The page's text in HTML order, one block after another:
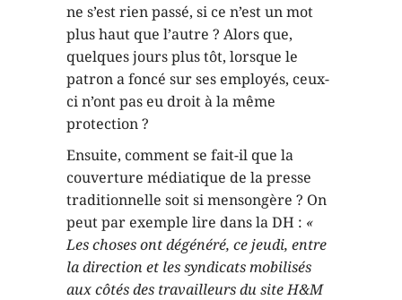
ne s’est rien passé, si ce n’est un mot
plus haut que l’autre ? Alors que,
quelques jours plus tôt, lorsque le
patron a foncé sur ses employés, ceux-
ci n’ont pas eu droit à la même
protection ?
Ensuite, comment se fait-il que la
couverture médiatique de la presse
traditionnelle soit si mensongère ? On
peut par exemple lire dans la DH : «
Les choses ont dégénéré, ce jeudi, entre
la direction et les syndicats mobilisés
aux côtés des travailleurs du site H&M